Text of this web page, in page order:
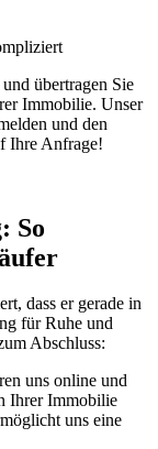
übertragen Sie
Immobilie. Unser
und den
Ihre Anfrage!
So
dass er gerade in
für Ruhe und
Abschluss:
uns online und
Ihrer Immobilie
uns eine